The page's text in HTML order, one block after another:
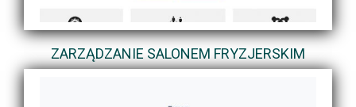
ZARZĄDZANIE SALONEM FRYZJERSKIM